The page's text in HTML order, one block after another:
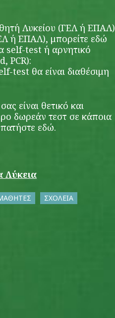
Λυκείου (ΓΕΛ ή ΕΠΑΛ)
ή ΕΠΑΛ), μπορείτε εδώ
self-test ή αρνητικό
PCR):
test θα είναι διαθέσιμη
είναι θετικό και
δωρεάν τεστ σε κάποια
εδώ.
Λύκεια
ΣΧΟΛΕΙΑ